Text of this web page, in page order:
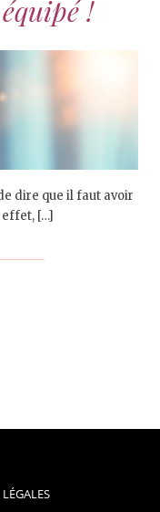
équipé !
dire que il faut avoir
[…]